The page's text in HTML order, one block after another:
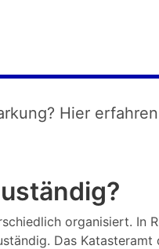
Hier
organisiert. In
Das